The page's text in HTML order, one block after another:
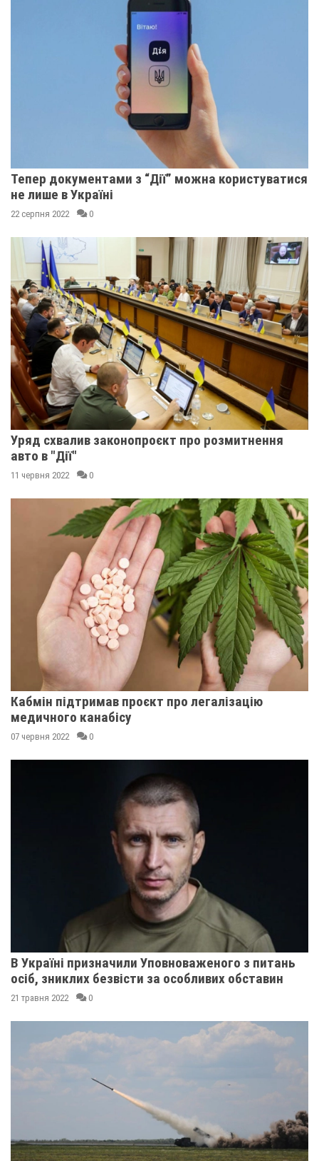
Тепер документами з “Дії” можна користуватися
не лише в Україні
22 серпня 2022 0
Уряд схвалив законопроєкт про розмитнення
авто в "Дії"
11 червня 2022 0
Кабмін підтримав проєкт про легалізацію
медичного канабісу
07 червня 2022 0
В Україні призначили Уповноваженого з питань
осіб, зниклих безвісти за особливих обставин
21 травня 2022 0